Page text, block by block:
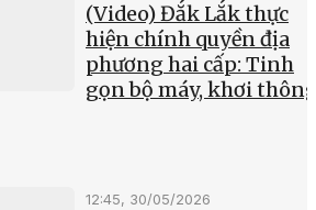
(Video) Đắk Lắk thực
hiện chính quyền địa
phương hai cấp: Tinh
gọn bộ máy, khơi
12:45, 30/05/2026